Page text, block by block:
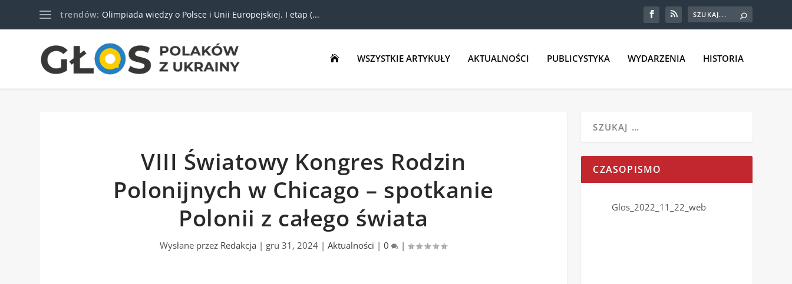
trendów: Olimpiada wiedzy o Polsce i Unii Europejskiej. I etap (...
 WSZYSTKIE ARTYKUŁY AKTUALNOŚCI PUBLICYSTYKA WYDARZENIA HISTORIA
VIII Światowy Kongres Rodzin
Polonijnych w Chicago – spotkanie
Polonii z całego świata
Wysłane przez Redakcja | gru 31, 2024 |Aktualności |0 |
CZASOPISMO
Glos_2022_11_22_web